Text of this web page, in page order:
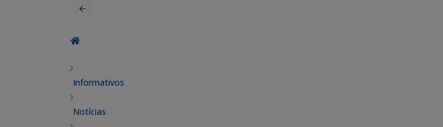
Informativos
Notícias